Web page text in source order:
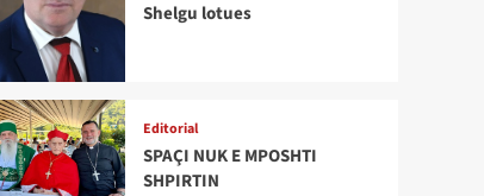
Shelgu lotues
Editorial
SPAÇI NUK E MPOSHTI
SHPIRTIN